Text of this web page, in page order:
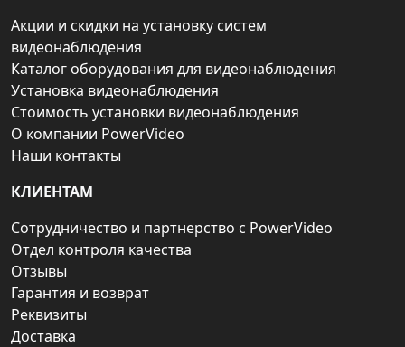
Акции и скидки на установку систем
видеонаблюдения
Каталог оборудования для видеонаблюдения
Установка видеонаблюдения
Стоимость установки видеонаблюдения
О компании PowerVideo
Наши контакты
КЛИЕНТАМ
Сотрудничество и партнерство с PowerVideo
Отдел контроля качества
Отзывы
Гарантия и возврат
Реквизиты
Доставка